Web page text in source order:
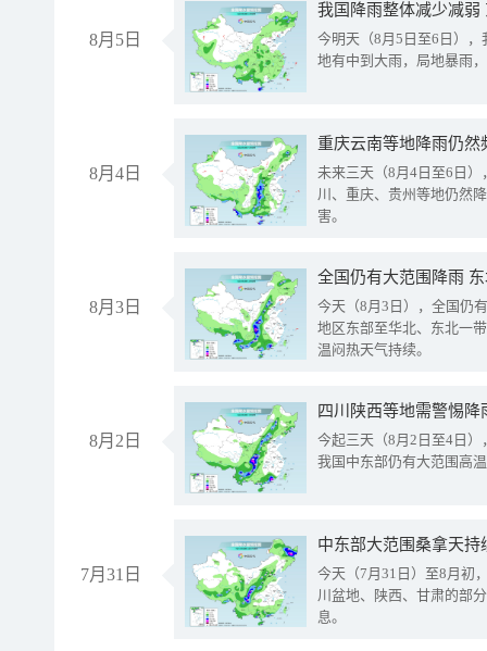
8月5日
我国降雨整体减少减弱
今明天（8月5日至6日）
地有中到大雨，局地暴雨
8月4日
重庆云南等地降雨仍然
未来三天（8月4日至6日
川、重庆、贵州等地仍然
害。
8月3日
全国仍有大范围降雨
今天（8月3日），全国仍
地区东部至华北、东北一
温闷热天气持续。
8月2日
今起三天（8月2日至4日
我国中东部仍有大范围高
7月31日
中东部大范围桑拿天
今天（7月31日）至8月初
川盆地、陕西、甘肃的部
息。